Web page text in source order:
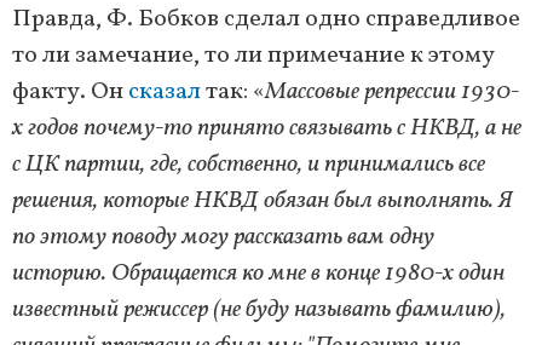
Правда, Ф. Бобков сделал одно справедливое
то ли замечание, то ли примечание к этому
факту. Онсказалтак: «Массовые репрессии 1930-
х годов почему-то принято связывать с НКВД, а не
с ЦК партии, где, собственно, и принимались все
решения, которые НКВД обязан был выполнять. Я
по этому поводу могу рассказать вам одну
историю. Обращается ко мне в конце 1980-х один
известный режиссер (не буду называть фамилию),